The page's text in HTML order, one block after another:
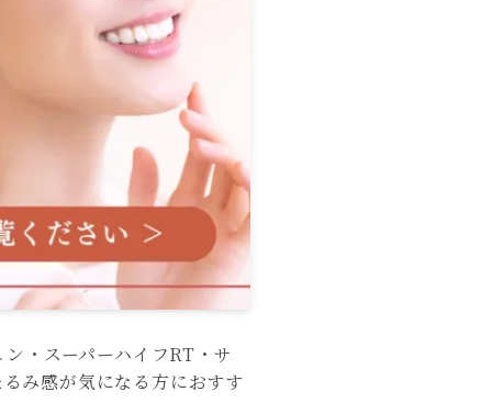
・スーパーハイフRT・サ
み感が気になる方におすす